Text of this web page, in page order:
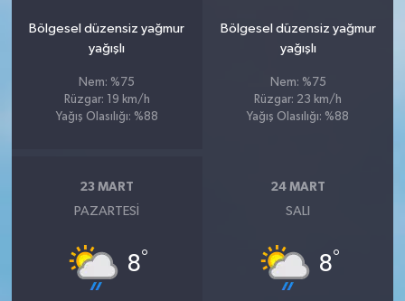
Bölgesel düzensiz yağmur
yağışlı
Nem: %75
Rüzgar: 19 km/h
Yağış Olasılığı: %88
Bölgesel düzensiz yağmur
yağışlı
Nem: %75
Rüzgar: 23 km/h
Yağış Olasılığı: %88
23 MART
PAZARTESI
8°
24 MART
SALI
8°